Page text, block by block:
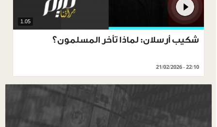
1.05
شكيب أرسلان: لماذا تأخر المسلمون؟
21/02/2026 - 22:10